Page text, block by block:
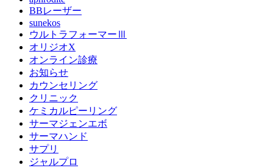
BBレーザー
sunekos
ウルトラフォーマーⅢ
オリジオX
オンライン診療
お知らせ
カウンセリング
クリニック
ケミカルピーリング
サーマジェンエボ
サーマハンド
サプリ
ジャルプロ